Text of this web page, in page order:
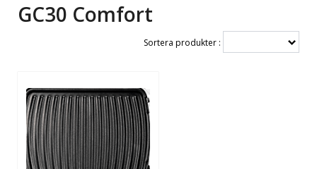
GC30 Comfort
Sortera produkter :